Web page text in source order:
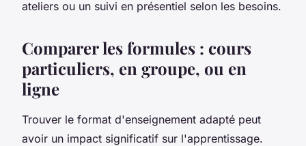
ateliers ou un suivi en présentiel selon les besoins.
Comparer les formules : cours
particuliers, en groupe, ou en
ligne
Trouver le format d'enseignement adapté peut
avoir un impact significatif sur l'apprentissage.